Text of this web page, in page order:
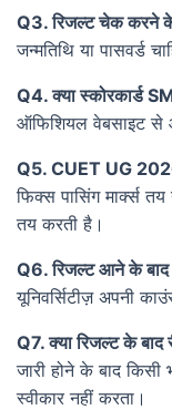
Q3. रिजल्ट चेक करने के
जन्मतिथि या पासवर्ड
Q4. क्या स्कोरकार्ड
ऑफिशियल वेबसाइट से
Q5. CUET UG 2026
फिक्स पासिंग मार्क्स
तय करती है।
Q6. रिजल्ट आने के बाद
यूनिवर्सिटीज़ अपनी
Q7. क्या रिजल्ट के बाद
जारी होने के बाद किसी
स्वीकार नहीं करता।